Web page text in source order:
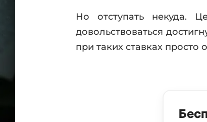
Но отступать некуда.
довольствоваться
при таких ставках просто